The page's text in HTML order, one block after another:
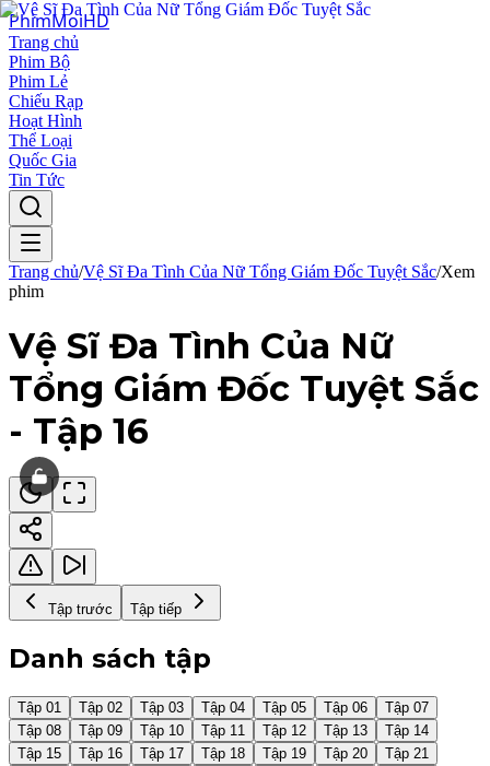
PhimMoiHD
Trang chủ
Phim Bộ
Phim Lẻ
Chiếu Rạp
Hoạt Hình
Thể Loại
Quốc Gia
Tin Tức
Trang chủ/Vệ Sĩ Đa Tình Của Nữ Tổng Giám Đốc Tuyệt Sắc/Xem
phim
Vệ Sĩ Đa Tình Của Nữ
Tổng Giám Đốc Tuyệt Sắc
- Tập 16
Tập trước Tập tiếp
Danh sách tập
Tập 01 Tập 02 Tập 03 Tập 04 Tập 05 Tập 06
Tập 07
Tập 08
Tập 09 Tập 10 Tập 11 Tập 12 Tập 13
Tập 14
Tập 15
Tập 16 Tập 17 Tập 18 Tập 19 Tập 20
Tập 21